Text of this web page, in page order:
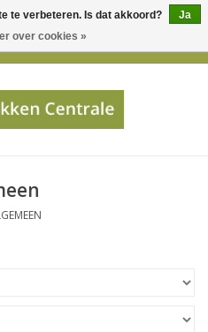
Gebruik
de
pijltjes
op
en
neer
beschikbaar
resultaat
te verbeteren. Is dat akkoord?
Ja
over cookies »